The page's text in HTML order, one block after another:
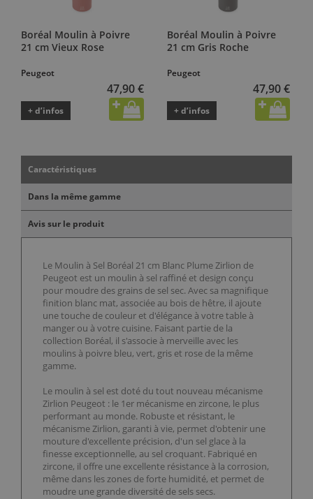
Boréal Moulin à Poivre
21 cm Vieux Rose
Peugeot
47,90 €
+ d’infos
Boréal Moulin à Poivre
21 cm Gris Roche
Peugeot
47,90 €
+ d’infos
Caractéristiques
Dans la même gamme
Avis sur le produit
Le Moulin à Sel Boréal 21 cm Blanc Plume Zirlion de
Peugeot est un moulin à sel raffiné et design conçu
pour moudre des grains de sel sec. Avec sa magnifique
finition blanc mat, associée au bois de hêtre, il ajoute
une touche de couleur et d'élégance à votre table à
manger ou à votre cuisine. Faisant partie de la
collection Boréal, il s'associe à merveille avec les
moulins à poivre bleu, vert, gris et rose de la même
gamme.
Le moulin à sel est doté du tout nouveau mécanisme
Zirlion Peugeot : le 1er mécanisme en zircone, le plus
performant au monde. Robuste et résistant, le
mécanisme Zirlion, garanti à vie, permet d'obtenir une
mouture d'excellente précision, d'un sel glace à la
finesse exceptionnelle, au sel croquant. Fabriqué en
zircone, il offre une excellente résistance à la corrosion,
même dans les zones de forte humidité, et permet de
moudre une grande diversité de sels secs.